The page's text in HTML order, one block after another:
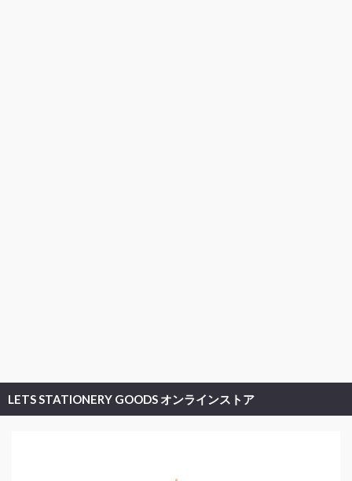
LETS STATIONERY GOODS オンラインストア